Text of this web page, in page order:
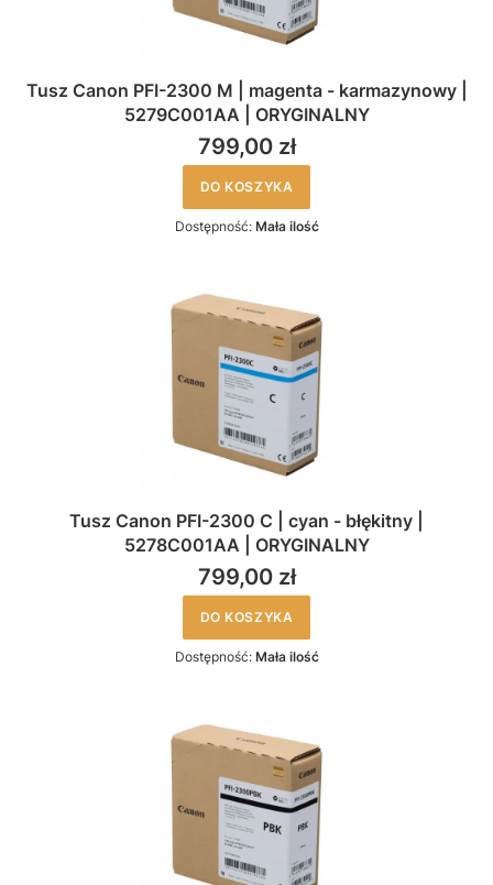
Tusz Canon PFI-2300 M | magenta - karmazynowy |
5279C001AA | ORYGINALNY
799,00 zł
DO KOSZYKA
Dostępność: Mała ilość
Tusz Canon PFI-2300 C | cyan - błękitny |
5278C001AA | ORYGINALNY
799,00 zł
DO KOSZYKA
Dostępność: Mała ilość